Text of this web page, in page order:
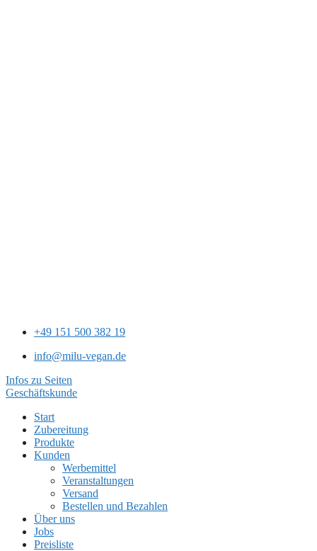
+49 151 500 382 19
info@milu-vegan.de
Infos zu Seiten
Geschäftskunde
Start
Zubereitung
Produkte
Kunden
Werbemittel
Veranstaltungen
Versand
Bestellen und Bezahlen
Über uns
Jobs
Preisliste